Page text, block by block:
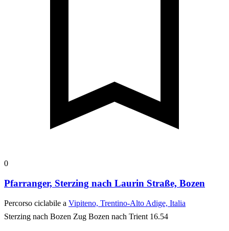
0
Pfarranger, Sterzing nach Laurin Straße, Bozen
Percorso ciclabile a Vipiteno, Trentino-Alto Adige, Italia
Sterzing nach Bozen Zug Bozen nach Trient 16.54